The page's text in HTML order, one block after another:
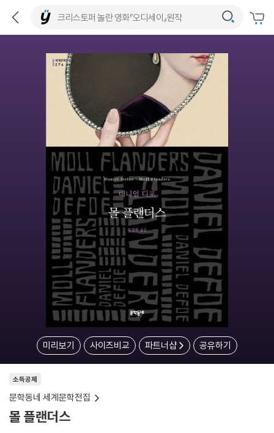
미리보기 사이즈비교 파트너샵 공유하기
소득공제
문학동네 세계문학전집
몰 플랜더스